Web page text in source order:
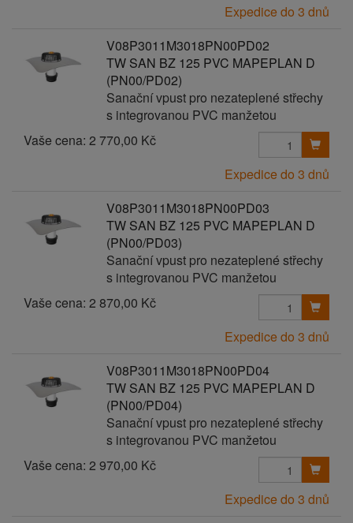
Expedice do 3 dnů
V08P3011M3018PN00PD02
TW SAN BZ 125 PVC MAPEPLAN D
(PN00/PD02)
Sanační vpust pro nezateplené střechy
s integrovanou PVC manžetou
Vaše cena: 2 770,00 Kč
Expedice do 3 dnů
V08P3011M3018PN00PD03
TW SAN BZ 125 PVC MAPEPLAN D
(PN00/PD03)
Sanační vpust pro nezateplené střechy
s integrovanou PVC manžetou
Vaše cena: 2 870,00 Kč
Expedice do 3 dnů
V08P3011M3018PN00PD04
TW SAN BZ 125 PVC MAPEPLAN D
(PN00/PD04)
Sanační vpust pro nezateplené střechy
s integrovanou PVC manžetou
Vaše cena: 2 970,00 Kč
Expedice do 3 dnů